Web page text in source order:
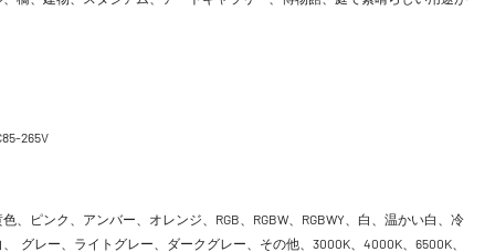
265V
、ピンク、アンバー、オレンジ、RGB、RGBW、RGBWY、白、温かい白、冷
グレー、ライトグレー、ダークグレー、その他、3000K、4000K、6500K、